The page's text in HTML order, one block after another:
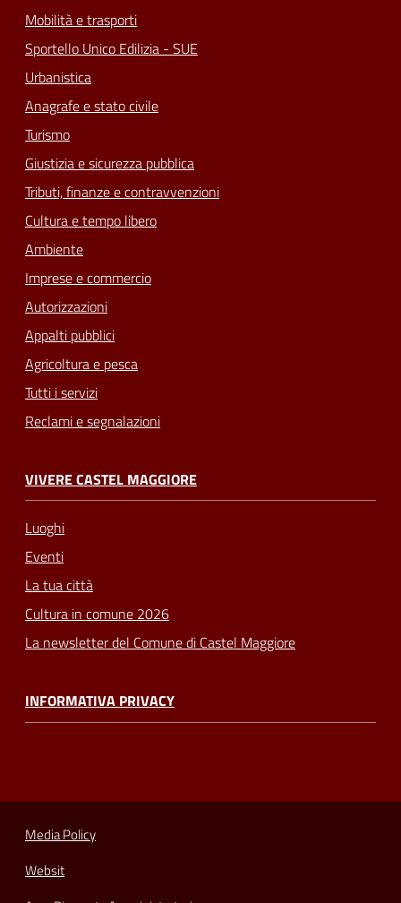
Mobilità e trasporti
Sportello Unico Edilizia - SUE
Urbanistica
Anagrafe e stato civile
Turismo
Giustizia e sicurezza pubblica
Tributi, finanze e contravvenzioni
Cultura e tempo libero
Ambiente
Imprese e commercio
Autorizzazioni
Appalti pubblici
Agricoltura e pesca
Tutti i servizi
Reclami e segnalazioni
VIVERE CASTEL MAGGIORE
Luoghi
Eventi
La tua città
Cultura in comune 2026
La newsletter del Comune di Castel Maggiore
INFORMATIVA PRIVACY
Media Policy
Websit